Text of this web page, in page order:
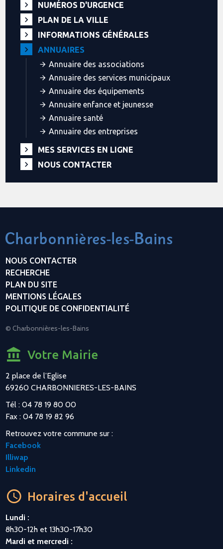
NUMÉROS D'URGENCE
PLAN DE LA VILLE
INFORMATIONS GÉNÉRALES
ANNUAIRES
Annuaire des associations
Annuaire des services municipaux
Annuaire des équipements
Annuaire enfance et jeunesse
Annuaire santé
Annuaire des entreprises
MES SERVICES EN LIGNE
NOUS CONTACTER
NOUS CONTACTER
RECHERCHE
PLAN DU SITE
MENTIONS LÉGALES
POLITIQUE DE CONFIDENTIALITÉ
© Charbonnières-les-Bains
Votre Mairie
2 place de l’Eglise
69260 CHARBONNIERES-LES-BAINS
Tél : 04 78 19 80 00
Fax : 04 78 19 82 96
Retrouvez votre commune sur :
Facebook
Illiwap
Linkedin
Horaires d'accueil
Lundi :
8h30-12h et 13h30-17h30
Mardi et mercredi :